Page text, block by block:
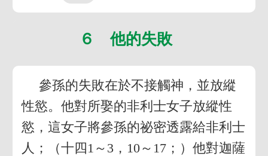
６ 他的失敗
參孫的失敗在於不接觸神，並放縱
性慾。他對所娶的非利士女子放縱性
慾，這女子將參孫的祕密透露給非利士
人；（十四1～3，10～17；）他對迦薩